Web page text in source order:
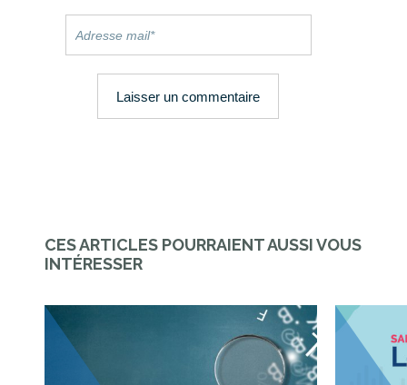
CES ARTICLES POURRAIENT AUSSI VOUS
INTÉRESSER